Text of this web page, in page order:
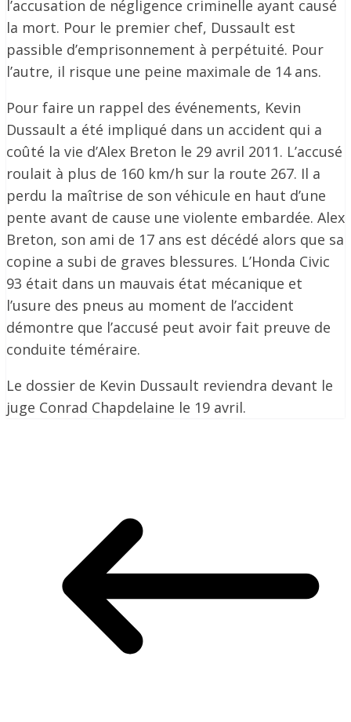
l’accusation de négligence criminelle ayant causé
la mort. Pour le premier chef, Dussault est
passible d’emprisonnement à perpétuité. Pour
l’autre, il risque une peine maximale de 14 ans.
Pour faire un rappel des événements, Kevin
Dussault a été impliqué dans un accident qui a
coûté la vie d’Alex Breton le 29 avril 2011. L’accusé
roulait à plus de 160 km/h sur la route 267. Il a
perdu la maîtrise de son véhicule en haut d’une
pente avant de cause une violente embardée. Alex
Breton, son ami de 17 ans est décédé alors que sa
copine a subi de graves blessures. L’Honda Civic
93 était dans un mauvais état mécanique et
l’usure des pneus au moment de l’accident
démontre que l’accusé peut avoir fait preuve de
conduite téméraire.
Le dossier de Kevin Dussault reviendra devant le
juge Conrad Chapdelaine le 19 avril.